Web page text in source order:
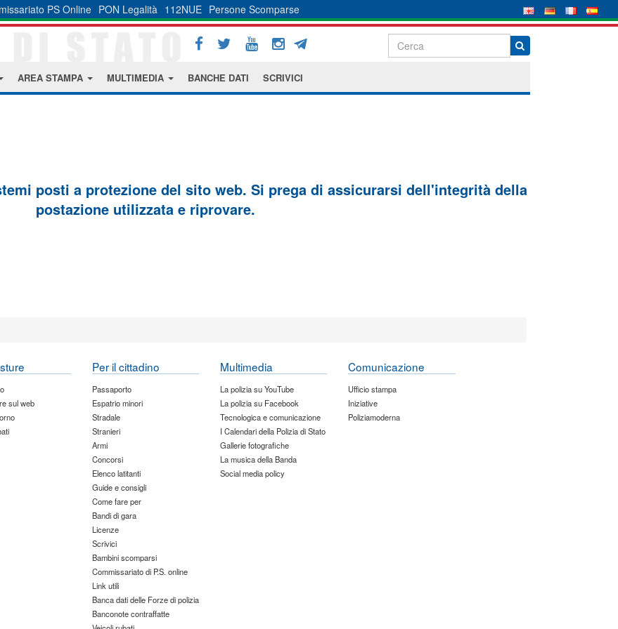
PS Online PON Legalità 112NUE Persone Scomparse
AREA STAMPA MULTIMEDIA BANCHE DATI SCRIVICI
posti a protezione del sito web. Si prega di assicurarsi dell'integrità della
postazione utilizzata e riprovare.
sul web
Per il cittadino
Passaporto
Espatrio minori
Stradale
Stranieri
Armi
Concorsi
Elenco latitanti
Guide e consigli
Come fare per
Bandi di gara
Licenze
Scrivici
Bambini scomparsi
Commissariato di P.S. online
Link utili
Banca dati delle Forze di polizia
Banconote contraffatte
Multimedia
La polizia su YouTube
La polizia su Facebook
Tecnologica e comunicazione
I Calendari della Polizia di Stato
Gallerie fotografiche
La musica della Banda
Social media policy
Comunicazione
Ufficio stampa
Iniziative
Poliziamoderna